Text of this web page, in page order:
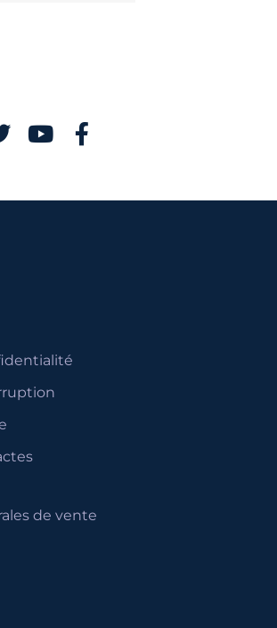
de vente